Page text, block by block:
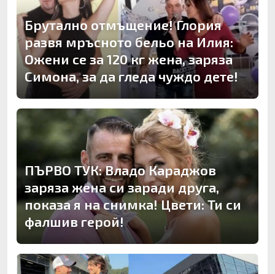
Брутално отмъщение! Глория
развя мръсното бельо на Илия:
Ожени се за 120 кг жена, заряза
Симона, за да гледа чуждо дете!
ПЪРВО ТУК: Владо Караджов
заряза жена си заради друга,
показа я на снимка! Цвети: Ти си
фалшив герой!